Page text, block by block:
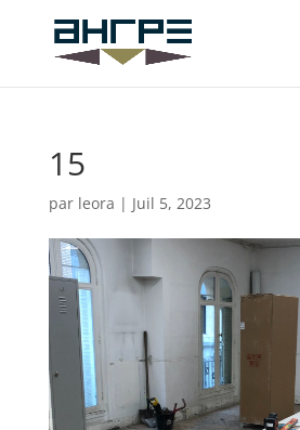
15
par leora | Juil 5, 2023